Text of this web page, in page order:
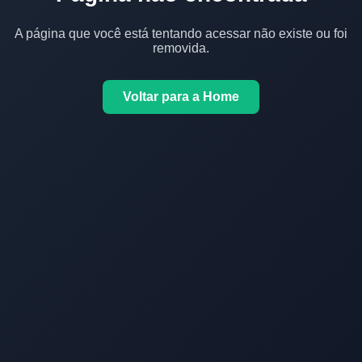
A página que você está tentando acessar não existe ou foi
removida.
Voltar para a Home